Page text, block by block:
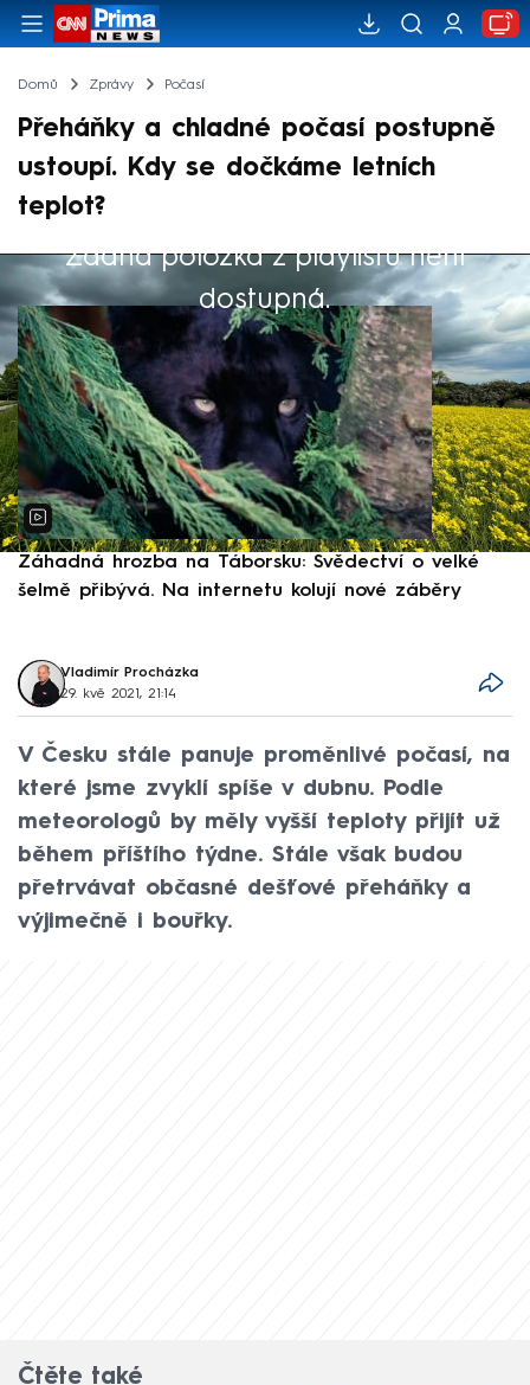
Domů Zprávy Počasí
Přeháňky a chladné počasí postupně
ustoupí. Kdy se dočkáme letních
teplot?
Žádná položka z playlistu není
dostupná.
Výběr redakce
Záhadná hrozba na Táborsku: Svědectví o velké
šelmě přibývá. Na internetu kolují nové záběry
Vladimír Procházka
29. kvě 2021, 21:14
V Česku stále panuje proměnlivé počasí, na
které jsme zvyklí spíše v dubnu. Podle
meteorologů by měly vyšší teploty přijít už
během příštího týdne. Stále však budou
přetrvávat občasné dešťové přeháňky a
výjimečně i bouřky.
Čtěte také